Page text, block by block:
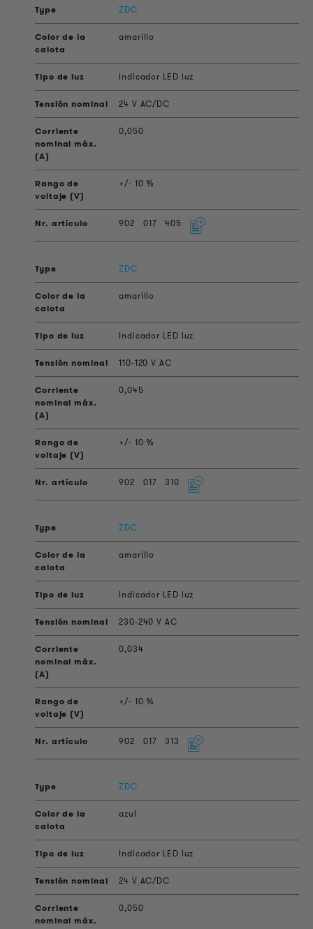
ZDC
amarillo
Indicador LED luz
24 V AC/DC
0,050
+/- 10 %
902 017 405
ZDC
amarillo
Indicador LED luz
110-120 V AC
0,045
+/- 10 %
902 017 310
ZDC
amarillo
Indicador LED luz
230-240 V AC
0,034
+/- 10 %
902 017 313
ZDC
azul
Indicador LED luz
24 V AC/DC
0,050